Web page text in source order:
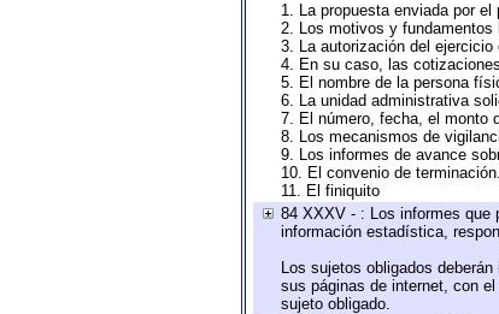
1. La propuesta enviada por el
2. Los motivos y fundamentos
3. La autorización del ejercicio
4. En su caso, las
5. El nombre de la persona
6. La unidad administrativa
7. El número, fecha, el monto
8. Los mecanismos de
9. Los informes de avance
10. El convenio de terminación.
11. El finiquito
84 XXXV - : Los informes que
información estadística,
Los sujetos obligados
sus páginas de internet, con
sujeto obligado.